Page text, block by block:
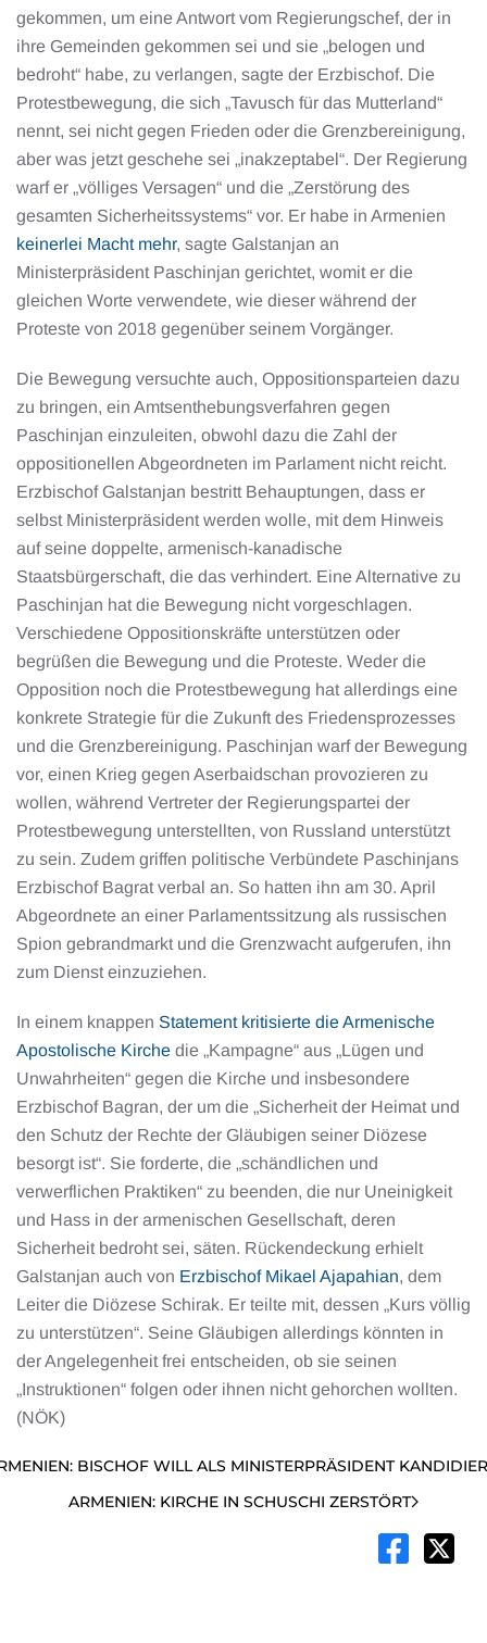
gekommen, um eine Antwort vom Regierungschef, der in
ihre Gemeinden gekommen sei und sie „belogen und
bedroht“ habe, zu verlangen, sagte der Erzbischof. Die
Protestbewegung, die sich „Tavusch für das Mutterland“
nennt, sei nicht gegen Frieden oder die Grenzbereinigung,
aber was jetzt geschehe sei „inakzeptabel“. Der Regierung
warf er „völliges Versagen“ und die „Zerstörung des
gesamten Sicherheitssystems“ vor. Er habe in Armenien
keinerlei Macht mehr, sagte Galstanjan an
Ministerpräsident Paschinjan gerichtet, womit er die
gleichen Worte verwendete, wie dieser während der
Proteste von 2018 gegenüber seinem Vorgänger.
Die Bewegung versuchte auch, Oppositionsparteien dazu
zu bringen, ein Amtsenthebungsverfahren gegen
Paschinjan einzuleiten, obwohl dazu die Zahl der
oppositionellen Abgeordneten im Parlament nicht reicht.
Erzbischof Galstanjan bestritt Behauptungen, dass er
selbst Ministerpräsident werden wolle, mit dem Hinweis
auf seine doppelte, armenisch-kanadische
Staatsbürgerschaft, die das verhindert. Eine Alternative zu
Paschinjan hat die Bewegung nicht vorgeschlagen.
Verschiedene Oppositionskräfte unterstützen oder
begrüßen die Bewegung und die Proteste. Weder die
Opposition noch die Protestbewegung hat allerdings eine
konkrete Strategie für die Zukunft des Friedensprozesses
und die Grenzbereinigung. Paschinjan warf der Bewegung
vor, einen Krieg gegen Aserbaidschan provozieren zu
wollen, während Vertreter der Regierungspartei der
Protestbewegung unterstellten, von Russland unterstützt
zu sein. Zudem griffen politische Verbündete Paschinjans
Erzbischof Bagrat verbal an. So hatten ihn am 30. April
Abgeordnete an einer Parlamentssitzung als russischen
Spion gebrandmarkt und die Grenzwacht aufgerufen, ihn
zum Dienst einzuziehen.
In einem knappen Statement kritisierte die Armenische
Apostolische Kirche die „Kampagne“ aus „Lügen und
Unwahrheiten“ gegen die Kirche und insbesondere
Erzbischof Bagran, der um die „Sicherheit der Heimat und
den Schutz der Rechte der Gläubigen seiner Diözese
besorgt ist“. Sie forderte, die „schändlichen und
verwerflichen Praktiken“ zu beenden, die nur Uneinigkeit
und Hass in der armenischen Gesellschaft, deren
Sicherheit bedroht sei, säten. Rückendeckung erhielt
Galstanjan auch von Erzbischof Mikael Ajapahian, dem
Leiter die Diözese Schirak. Er teilte mit, dessen „Kurs völlig
zu unterstützen“. Seine Gläubigen allerdings könnten in
der Angelegenheit frei entscheiden, ob sie seinen
„Instruktionen“ folgen oder ihnen nicht gehorchen wollten.
(NÖK)
BISCHOF WILL ALS MINISTERPRÄSIDENT
ARMENIEN: KIRCHE IN SCHUSCHI ZERSTÖRT